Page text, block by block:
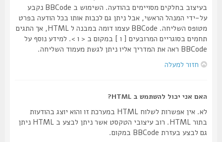
בעיצוב בחלקים מסויימים בהודעה. השימוש ב BBCode נקבע
על-ידי המנהל הראשי, אבל ניתן גם לכבות אותו בכל הודעה בפרט
מטופס השליחה. BBCode עצמו דומה במבנה ל HTML, אך התגים
תחמים בסוגריים המרובעים [ ו ] במקום ב < ו >. למידע נוסף על
BBCode ראה את המדריך אליו ניתן לגשת מעמוד השליחה.
חזור למעלה
האם אני יכול להשתמש ב HTML?
לא. אין אפשרות לשלוח HTML במערכת זו והוא יוצג בהודעות
בתור HTML. רוב עיצובי הטקסט אשר ניתן לבצע ב HTML ניתן
גם לבצע בעזרת BBCode במקום.